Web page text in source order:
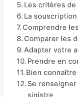
Les critères
La
Comprendre
Comparer les
Adapter votre
Prendre en
Bien
Se
sinistre